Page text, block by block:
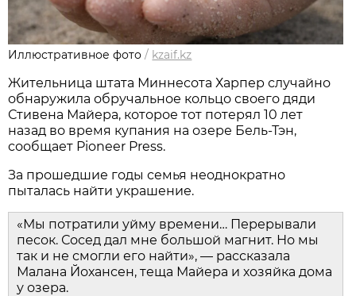
Иллюстративное фото / kzaif.kz
Жительница штата Миннесота Харпер случайно
обнаружила обручальное кольцо своего дяди
Стивена Майера, которое тот потерял 10 лет
назад во время купания на озере Бель-Тэн,
сообщает Pioneer Press.
За прошедшие годы семья неоднократно
пыталась найти украшение.
«Мы потратили уйму времени… Перерывали
песок. Сосед дал мне большой магнит. Но мы
так и не смогли его найти», — рассказала
Малана Йохансен, теща Майера и хозяйка дома
у озера.